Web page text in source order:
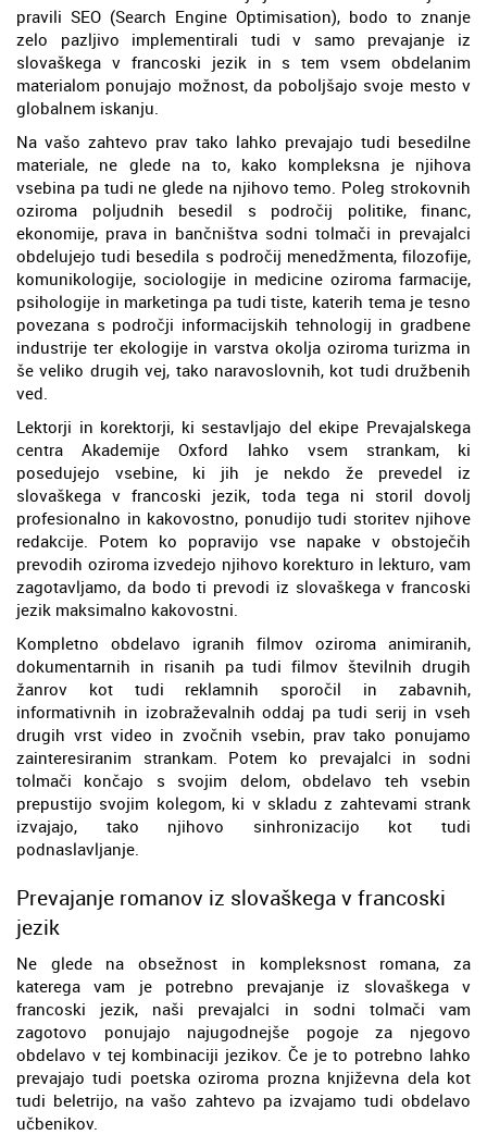
pravili SEO (Search Engine Optimisation), bodo to znanje
zelo pazljivo implementirali tudi v samo prevajanje iz
slovaškega v francoski jezik in s tem vsem obdelanim
materialom ponujajo možnost, da poboljšajo svoje mesto v
globalnem iskanju.
Na vašo zahtevo prav tako lahko prevajajo tudi besedilne
materiale, ne glede na to, kako kompleksna je njihova
vsebina pa tudi ne glede na njihovo temo. Poleg strokovnih
oziroma poljudnih besedil s področij politike, financ,
ekonomije, prava in bančništva sodni tolmači in prevajalci
obdelujejo tudi besedila s področij menedžmenta, filozofije,
komunikologije, sociologije in medicine oziroma farmacije,
psihologije in marketinga pa tudi tiste, katerih tema je tesno
povezana s področji informacijskih tehnologij in gradbene
industrije ter ekologije in varstva okolja oziroma turizma in
še veliko drugih vej, tako naravoslovnih, kot tudi družbenih
ved.
Lektorji in korektorji, ki sestavljajo del ekipe Prevajalskega
centra Akademije Oxford lahko vsem strankam, ki
posedujejo vsebine, ki jih je nekdo že prevedel iz
slovaškega v francoski jezik, toda tega ni storil dovolj
profesionalno in kakovostno, ponudijo tudi storitev njihove
redakcije. Potem ko popravijo vse napake v obstoječih
prevodih oziroma izvedejo njihovo korekturo in lekturo, vam
zagotavljamo, da bodo ti prevodi iz slovaškega v francoski
jezik maksimalno kakovostni.
Kompletno obdelavo igranih filmov oziroma animiranih,
dokumentarnih in risanih pa tudi filmov številnih drugih
žanrov kot tudi reklamnih sporočil in zabavnih,
informativnih in izobraževalnih oddaj pa tudi serij in vseh
drugih vrst video in zvočnih vsebin, prav tako ponujamo
zainteresiranim strankam. Potem ko prevajalci in sodni
tolmači končajo s svojim delom, obdelavo teh vsebin
prepustijo svojim kolegom, ki v skladu z zahtevami strank
izvajajo, tako njihovo sinhronizacijo kot tudi
podnaslavljanje.
Prevajanje romanov iz slovaškega v francoski
jezik
Ne glede na obsežnost in kompleksnost romana, za
katerega vam je potrebno prevajanje iz slovaškega v
francoski jezik, naši prevajalci in sodni tolmači vam
zagotovo ponujajo najugodnejše pogoje za njegovo
obdelavo v tej kombinaciji jezikov. Če je to potrebno lahko
prevajajo tudi poetska oziroma prozna književna dela kot
tudi beletrijo, na vašo zahtevo pa izvajamo tudi obdelavo
učbenikov.